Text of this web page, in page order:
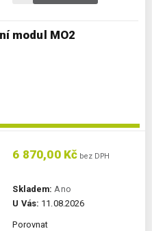
modul MO2
6 870,00 Kč bez DPH
Skladem: Ano
U Vás: 11.08.2026
Porovnat